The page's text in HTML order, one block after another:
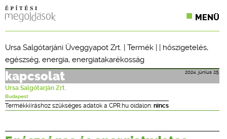
MENÜ
SZAKLAPOK
CPR TERMÉKKIÍRÁS
ÉPÍTÉSI JOG
ONLINE KÉPZÉSEK
Ursa Salgótarjáni Üveggyapot Zrt. | Termék | | hőszigetelés,
egészség, energia, energiatakarékosság
2024. június 25.
kapcsolat
Ursa Salgótarján Zrt.
Budapest
Termékkiíráshoz szükséges adatok a CPR.hu oldalon: nincs